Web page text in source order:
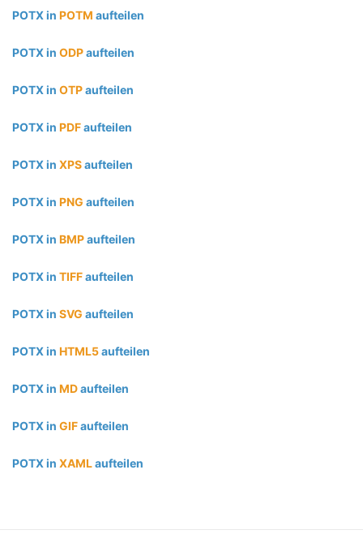
POTX in POTM aufteilen
POTX in ODPaufteilen
POTX in OTPaufteilen
POTX in PDFaufteilen
POTX in XPSaufteilen
POTX in PNG aufteilen
POTX in BMPaufteilen
POTX in TIFFaufteilen
POTX in SVG aufteilen
POTX in HTML5aufteilen
POTX in MDaufteilen
POTX in GIFaufteilen
POTX in XAMLaufteilen